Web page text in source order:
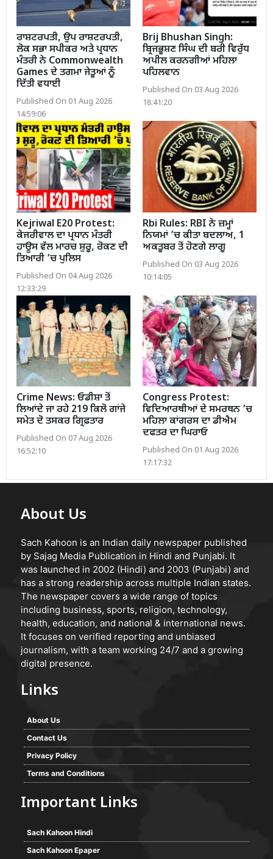
ਰਾਸ਼ਟਰਪਤੀ, ਉਪ ਰਾਸ਼ਟਰਪਤੀ,
ਲੋਕ ਸਭਾ ਸਪੀਕਰ ਅਤੇ ਪ੍ਰਧਾਨ
ਮੰਤਰੀ ਨੇ Commonwealth
Games ਦੇ ਤਗਮਾ ਜੇਤੂਆਂ ਨੂੰ
ਦਿੱਤੀ ਵਧਾਈ
Published On 01 Aug 2026
14:59:06
Brij Bhushan Singh:
ਬ੍ਰਿਜਭੂਸ਼ਣ ਸਿੰਘ ਦੀ ਬਰੀ ਵਿਰੁੱਧ
ਅਪੀਲ ਕਰਨਗੀਆਂ ਮਹਿਲਾ
ਪਹਿਲਵਾਨ
Published On 03 Aug 2026
18:41:20
Kejriwal E20 Protest:
ਕੇਜਰੀਵਾਲ ਦਾ ਪ੍ਰਧਾਨ ਮੰਤਰੀ
ਹਾਊਸ ਵੱਲ ਮਾਰਚ ਸ਼ੁਰੂ, ਰੋਕਣ ਦੀ
ਤਿਆਰੀ ’ਚ ਪੁਲਿਸ
Published On 04 Aug 2026
12:33:29
Rbi Rules: RBI ਨੇ ਜ਼ਮ੍ਹਾਂ
ਨਿਯਮਾਂ ’ਚ ਕੀਤਾ ਬਦਲਾਅ, 1
ਅਕਤੂਬਰ ਤੋਂ ਹੋਣਗੇ ਲਾਗੂ
Published On 03 Aug 2026
10:14:05
Crime News: ਓਡੀਸ਼ਾ ਤੋਂ
ਲਿਆਂਦੇ ਜਾ ਰਹੇ 219 ਕਿਲੋ ਗਾਂਜੇ
ਸਮੇਤ ਦੋ ਤਸਕਰ ਗ੍ਰਿਫ਼ਤਾਰ
Published On 07 Aug 2026
16:52:10
Congress Protest:
ਵਿਦਿਆਰਥੀਆਂ ਦੇ ਸਮਰਥਨ ’ਚ
ਮਹਿਲਾ ਕਾਂਗਰਸ ਦਾ ਡੀਐਮ
ਦਫਤਰ ਦਾ ਘਿਰਾਓ
Published On 01 Aug 2026
17:17:32
About Us
Sach Kahoon is an Indian daily newspaper published
by Sajag Media Publication in Hindi and Punjabi. It
was launched in 2002 (Hindi) and 2003 (Punjabi) and
has a strong readership across multiple Indian states.
The newspaper covers a wide range of topics
including business, sports, religion, technology,
health, education, and national & international news.
It focuses on verified reporting and unbiased
journalism, with a team working 24/7 and a growing
digital presence.
Links
About Us
Contact Us
Privacy Policy
Terms and Conditions
Important Links
Sach Kahoon Hindi
Sach Kahoon Epaper